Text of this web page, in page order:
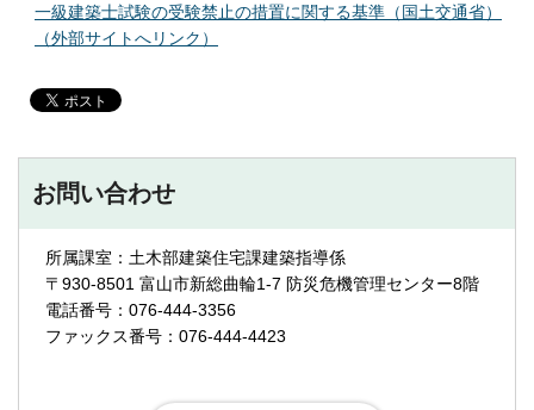
一級建築士試験の受験禁止の措置に関する基準（国土交通省）
（外部サイトへリンク）
お問い合わせ
所属課室：土木部建築住宅課建築指導係
〒930-8501 富山市新総曲輪1-7 防災危機管理センター8階
電話番号：076-444-3356
ファックス番号：076-444-4423